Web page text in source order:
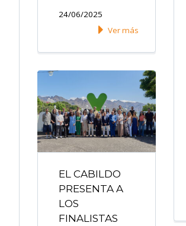
24/06/2025
Ver más
EL CABILDO
PRESENTA A
LOS
FINALISTAS